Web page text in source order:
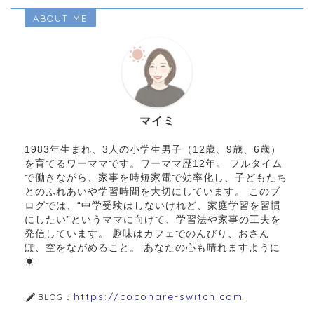
ABOUT ME
マイミ
1983年生まれ、3人の小学生男子（12歳、9歳、6歳）
を育てるワーママです。ワーママ歴12年。 フルタイム
で働きながら、家事を時短家電で効率化し、子どもたち
とのふれあいや学習時間を大切にしています。 このブ
ログでは、“中学受験はしないけれど、家庭学習を習慣
にしたい”というママに向けて、学習法や家事の工夫を
発信しています。 趣味はカフェでのんびり、おさん
ぽ、空をながめること。 あなたの心も晴れますように
☀︎
BLOG： https://cocohare-switch.com